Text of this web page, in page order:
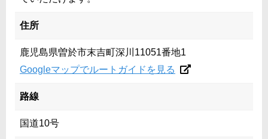
住所
鹿児島県曽於市末吉町深川11051番地1
Googleマップでルートガイドを見る
路線
国道10号